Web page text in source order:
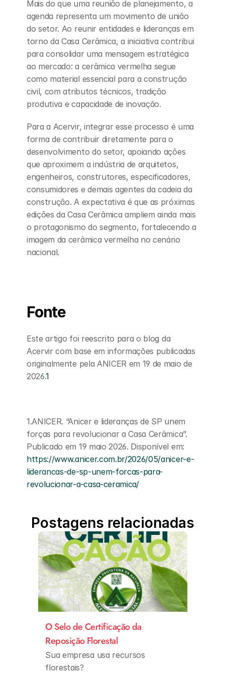
Mais do que uma reunião de planejamento, a
agenda representa um movimento de união
do setor. Ao reunir entidades e lideranças em
torno da Casa Cerâmica, a iniciativa contribui
para consolidar uma mensagem estratégica
ao mercado: a cerâmica vermelha segue
como material essencial para a construção
civil, com atributos técnicos, tradição
produtiva e capacidade de inovação.
Para a Acervir, integrar esse processo é uma
forma de contribuir diretamente para o
desenvolvimento do setor, apoiando ações
que aproximem a indústria de arquitetos,
engenheiros, construtores, especificadores,
consumidores e demais agentes da cadeia da
construção. A expectativa é que as próximas
edições da Casa Cerâmica ampliem ainda mais
o protagonismo do segmento, fortalecendo a
imagem da cerâmica vermelha no cenário
nacional.
Fonte
Este artigo foi reescrito para o blog da
Acervir com base em informações publicadas
originalmente pela ANICER em 19 de maio de
2026.1
1.ANICER. “Anicer e lideranças de SP unem
forças para revolucionar a Casa Cerâmica”.
https://www.anicer.com.br/2026/05/anicer-e-
liderancas-de-sp-unem-forcas-para-
revolucionar-a-casa-ceramica/
Postagens relacionadas
O Selo de Certificação da
Reposição Florestal
Sua empresa usa recursos
florestais?